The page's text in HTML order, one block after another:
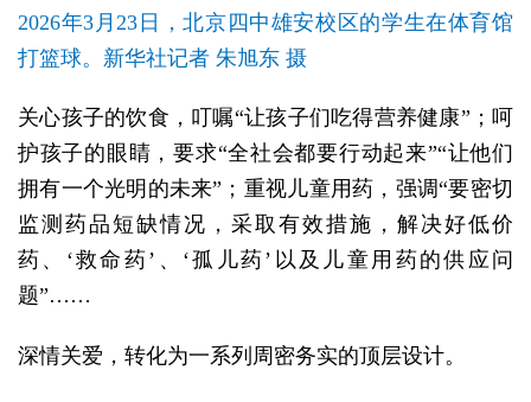
2026年3月23日，北京四中雄安校区的学生在体育馆
打篮球。新华社记者 朱旭东 摄
关心孩子的饮食，叮嘱“让孩子们吃得营养健康”；呵
护孩子的眼睛，要求“全社会都要行动起来”“让他们
拥有一个光明的未来”；重视儿童用药，强调“要密切
监测药品短缺情况，采取有效措施，解决好低价
药、‘救命药’、‘孤儿药’以及儿童用药的供应问
题”……
深情关爱，转化为一系列周密务实的顶层设计。